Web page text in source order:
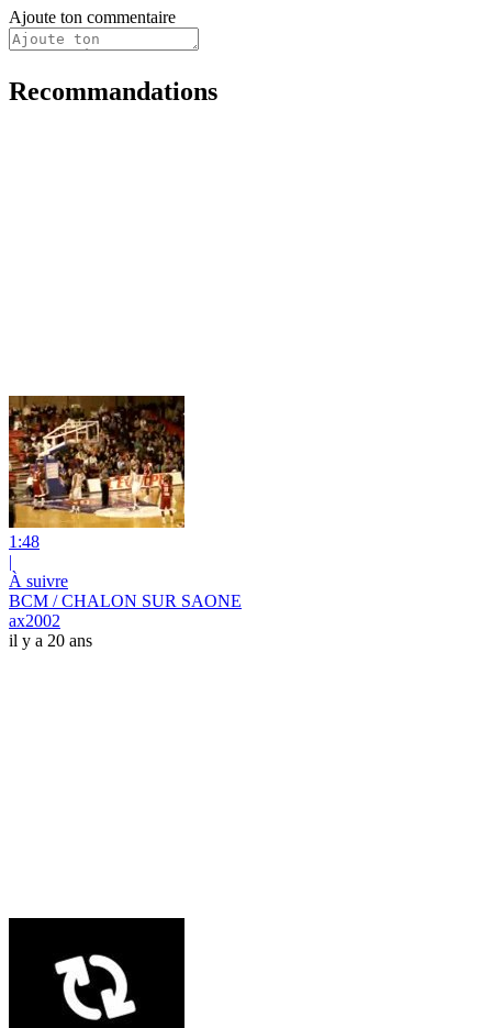
Ajoute ton commentaire
Recommandations
1:48
|
À suivre
BCM / CHALON SUR SAONE
ax2002
il y a 20 ans